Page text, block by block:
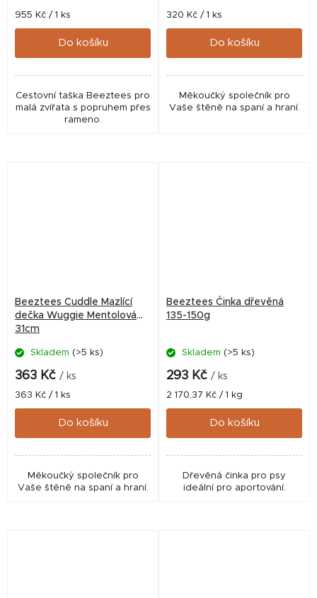
Měrná
cena:
955 Kč / 1 ks
Do košíku
Cestovní taška Beeztees pro
malá zvířata s popruhem přes
rameno.
Měrná
cena:
320 Kč / 1 ks
Do košíku
Měkoučký společník pro
Vaše štěně na spaní a hraní.
Beeztees Cuddle Mazlící
dečka Wuggie Mentolová
31cm
Skladem (>5 ks)
363 Kč / ks
Měrná
cena:
363 Kč / 1 ks
Do košíku
Měkoučký společník pro
Vaše štěně na spaní a hraní.
Beeztees Činka dřevěná
135-150g
Skladem (>5 ks)
293 Kč / ks
Měrná
cena:
2 170,37 Kč / 1 kg
Do košíku
Dřevěná činka pro psy
ideální pro aportování.